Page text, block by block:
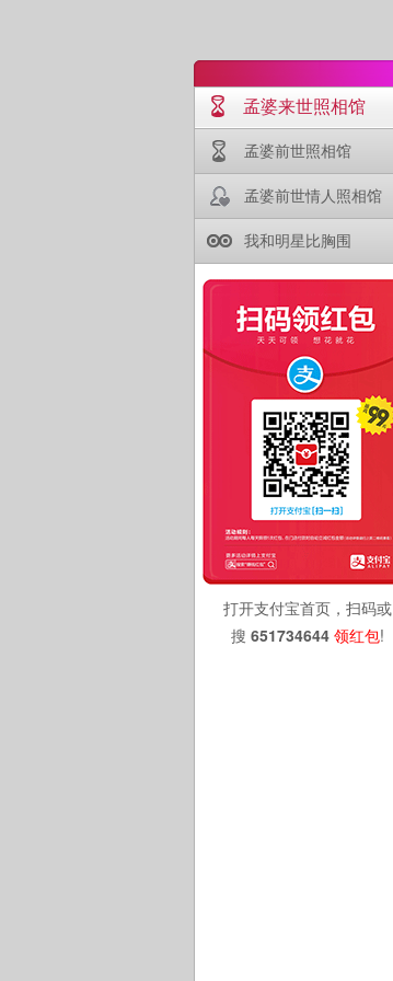
孟婆来世照相馆
孟婆前世照相馆
孟婆前世情人照相馆
我和明星比胸围
打开支付宝首页，扫码或
搜 651734644 领红包!